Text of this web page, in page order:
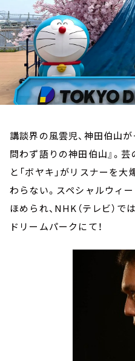
講談界の風雲児、神田伯山
問わず語りの神田伯山』。芸
と「ボヤキ」がリスナーを
わらない。スペシャルウィ
ほめられ、NHK（テレビ）
ドリームパークにて！